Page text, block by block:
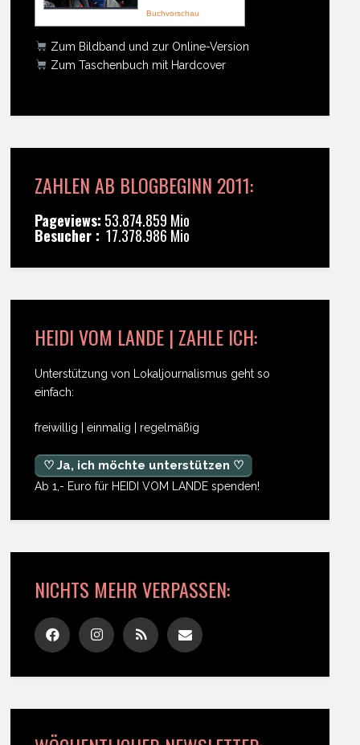
Buchvorschau
Zum Bildband und zur Online-Version
Zum Taschenbuch mit Hardcover
ZAHLEN AB BLOGBEGINN 2011:
Pageviews: 53.874.859 Mio
Besucher : 17.378.986 Mio
HEIDI VOM LANDE | ZAHLE ICH:
Unterstützung von Lokaljournalismus geht so
einfach:
freiwillig | einmalig | regelmäßig
♡ Ja, ich möchte unterstützen ♡
Ab 1,- Euro für HEIDI VOM LANDE spenden!
NICHTS MEHR VERPASSEN: